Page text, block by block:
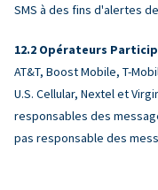
SMS à des fins d'alertes
Opérateurs
AT&T, Boost Mobile, T-
U.S. Cellular, Nextel et
responsables des
pas responsable des